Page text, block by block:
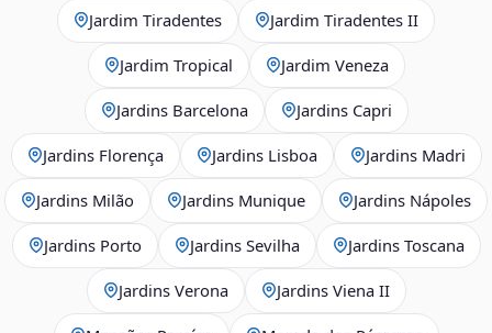
Jardim Tiradentes Jardim Tiradentes II
Jardim Tropical Jardim Veneza
Jardins Barcelona Jardins Capri
Jardins Florença Jardins Lisboa Jardins Madri
Jardins Milão Jardins Munique Jardins Nápoles
Jardins Porto Jardins Sevilha Jardins Toscana
Jardins Verona Jardins Viena II